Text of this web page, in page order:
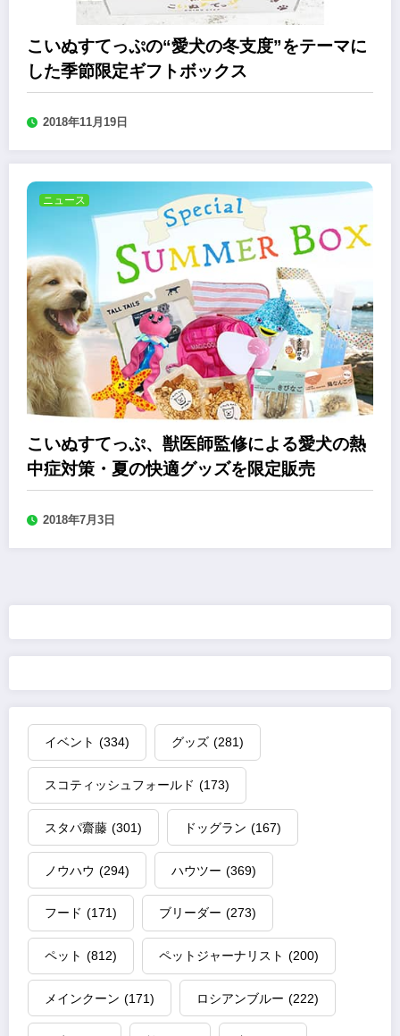
こいぬすてっぷの“愛犬の冬支度”をテーマに
した季節限定ギフトボックス
2018年11月19日
ニュース
こいぬすてっぷ、獣医師監修による愛犬の熱
中症対策・夏の快適グッズを限定販売
2018年7月3日
イベント (334) グッズ (281)
スコティッシュフォールド (173)
スタパ齋藤 (301) ドッグラン (167)
ノウハウ (294) ハウツー (369)
フード (171) ブリーダー (273)
ペット (812) ペットジャーナリスト (200)
メインクーン (171) ロシアンブルー (222)